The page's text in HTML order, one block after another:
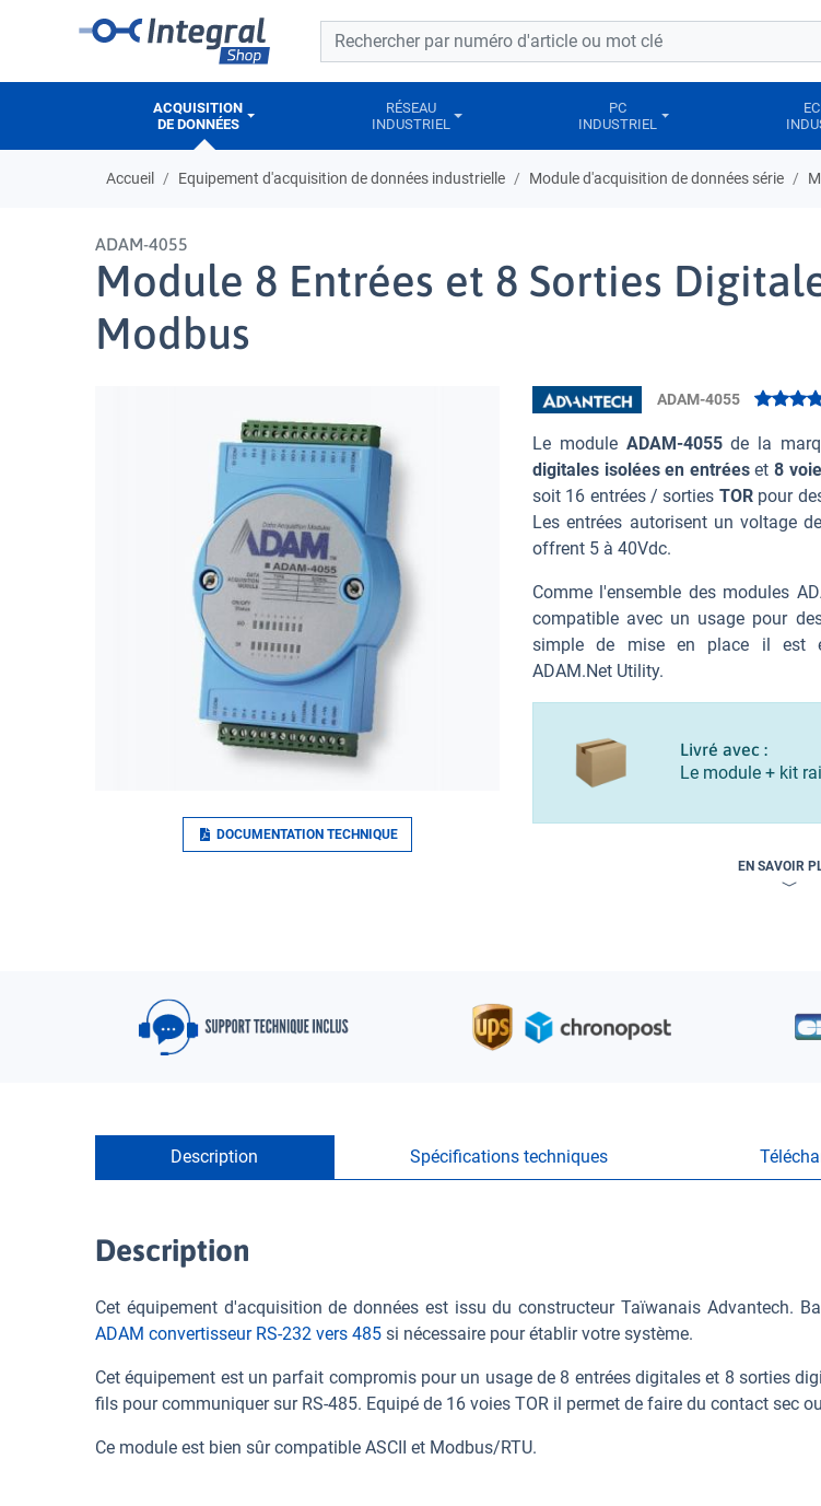
Barre de recherche
Barre de recherche
ACQUISITION
DE DONNÉES
RÉSEAU
INDUSTRIEL
PC
INDUSTRIEL
Accueil Equipement d'acquisition de données industrielle Module d'acquisition de données série
ADAM-4055
Module 8 Entrées et 8 Sorties
Modbus
DOCUMENTATION TECHNIQUE
ADAM-4055
Le module ADAM-4055de la
digitales isolées en entréeset 8
soit 16 entrées / sorties TORpour
Les entrées autorisent un voltage
offrent 5 à 40Vdc.
Comme l'ensemble des modules
compatible avec un usage pour
simple de mise en place il est
ADAM.Net Utility.
Livré avec :
Le module + kit
EN SAVOIR
Description Spécifications techniques
Description
Cet équipement d'acquisition de données est issu du constructeur Taïwanais Advantech.
ADAM convertisseur RS-232 vers 485 si nécessaire pour établir votre système.
Cet équipement est un parfait compromis pour un usage de 8 entrées digitales et 8 sorties
fils pour communiquer sur RS-485. Equipé de 16 voies TOR il permet de faire du contact sec
Ce module est bien sûr compatible ASCII et Modbus/RTU.